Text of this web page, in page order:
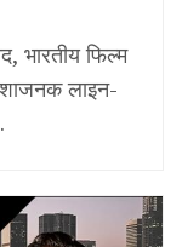
भारतीय फिल्म
लाइन-